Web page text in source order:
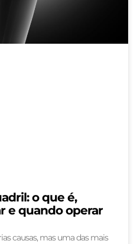
o que é,
e quando operar
causas, mas uma das mais